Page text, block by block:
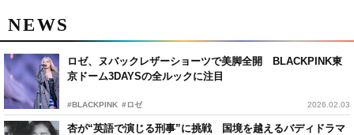
NEWS
ロゼ、ヌバックレザーショーツで美脚全開 BLACKPINK東
京ドーム3DAYSの全ルックに注目
#BLACKPINK #ロゼ 2026.02.03
杏が“英語で演じる刑事”に挑戦 国境を越えるバディドラマ